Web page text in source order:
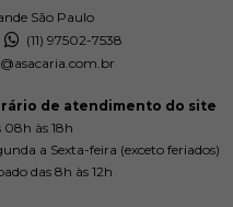
São Paulo
(11) 97502-7538
de atendimento do site
08h às 18h
a Sexta-feira (exceto feriados)
das 8h às 12h